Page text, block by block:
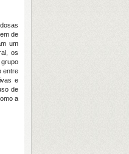
de
um
os
entre
e
de
a